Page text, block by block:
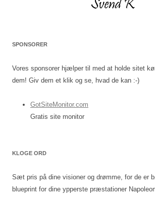
SPONSORER
Vores sponsorer hjælper til med at holde sitet
dem! Giv dem et klik og se, hvad de kan :-)
GotSiteMonitor.com
Gratis site monitor
KLOGE ORD
Sæt pris på dine visioner og drømme, for de er
blueprint for dine ypperste præstationer